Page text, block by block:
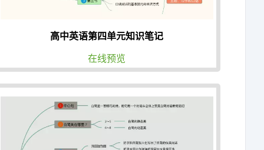
高中英语第四单元知识笔记
在线预览